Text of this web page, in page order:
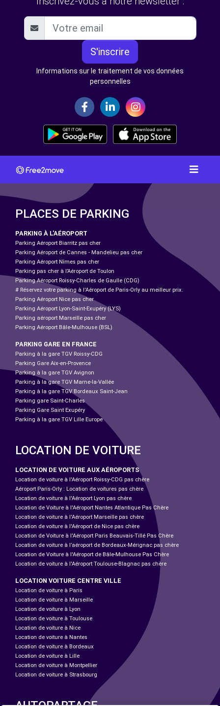
S'inscrire
Informations sur le traitement de vos données
personnelles
PLACES DE PARKING
PARKING À L'AÉROPORT
Parking Aéroport Biarritz pas cher
Parking Aéroport de Cannes - Mandelieu pas cher
Parking Aéroport Nîmes pas cher
Parking pas cher à l’Aéroport de Toulon
Parking Aéroport Roissy-Charles de Gaulle (CDG)
# Réservez votre parking à l'Aéroport de Paris-Orly au meilleur prix.
Parking Aéroport Nice pas cher
Parking Aéroport Lyon-Saint-Exupéry (LYS)
Parking aéroport Marseille pas cher
Parking Aéroport Bâle-Mulhouse (BSL)
PARKING GARE EN FRANCE
Parking à la gare TGV Roissy-CDG
Parking Gare Aix-en-Provence
Parking à la gare TGV Avignon
Parking à la gare TGV Marne-la-Vallée
Parking à la gare TGV Bordeaux Saint-Jean
Parking gare Saint-Charles
Parking Gare Saint Exupéry
Parking à la gare TGV Lille Europe
LOCATION DE VOITURE
LOCATION DE VOITURE AUX AÉROPORTS
Location de voiture à l'Aéroport Roissy-CDG pas chère
Aéroport Paris-Orly : Location de voitures pas chère
Location de voiture à l'Aéroport Lyon pas chère
Location de Voiture à l'Aéroport Nantes Atlantique Pas Chère
Location de voiture à l'Aéroport Marseille pas chère
Location de voiture à l'Aéroport de Nice pas chère
Location de Voiture à l'Aéroport Paris Beauvais-Tillé Pas Chère
Location de voiture à l’aéroport de Bordeaux-Mérignac pas chère
Location de Voiture à l'Aéroport de Bâle-Mulhouse Pas Chère
Location de voiture à l'Aéroport Toulouse-Blagnac pas chère
LOCATION VOITURE CENTRE VILLE
Location de voiture à Paris
Location de voiture à Marseille
Location de voiture à Lyon
Location de voiture à Toulouse
Location de voiture à Nice
Location de voiture à Nantes
Location de voiture à Bordeaux
Location de voiture à Lille
Location de voiture à Montpellier
Location de voiture à Strasbourg